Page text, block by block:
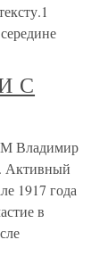
С
Владимир
Активный
1917 года
в